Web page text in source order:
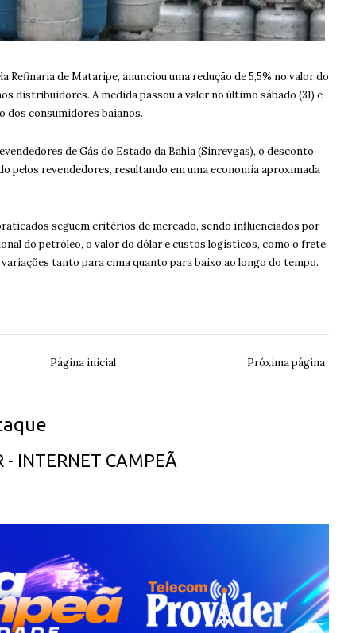
Refinaria de Mataripe, anunciou uma redução de 5,5% no valor do
distribuidores. A medida passou a valer no último sábado (31) e
dos consumidores baianos.
de Gás do Estado da Bahia (Sinrevgas), o desconto
pelos revendedores, resultando em uma economia aproximada
seguem critérios de mercado, sendo influenciados por
do petróleo, o valor do dólar e custos logísticos, como o frete.
tanto para cima quanto para baixo ao longo do tempo.
Próxima página
Página inicial
- INTERNET CAMPEÃ